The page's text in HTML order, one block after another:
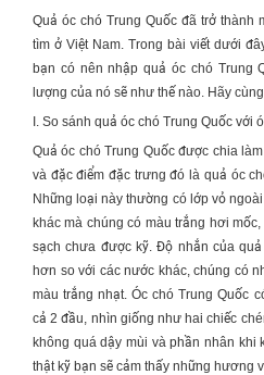
Quả óc chó Trung Quốc đã trở thành
tìm ở Việt Nam. Trong bài viết dưới
bạn có nên nhập quả óc chó Trung
lượng của nó sẽ như thế nào. Hãy
I. So sánh quả óc chó Trung Quốc với
Quả óc chó Trung Quốcđược chia làm
và đặc điểm đặc trưng đó là quả óc
Những loại này thường có lớp vỏ
khác mà chúng có màu trắng hơi
sạch chưa được kỹ. Độ nhắn của
hơn so với các nước khác, chúng có
màu trắng nhạt.Óc chó Trung Quốc
cả 2 đầu, nhìn giống như hai chiếc
không quá dậy mùi và phần nhân khi
thật kỹ bạn sẽ cảm thấy những hương